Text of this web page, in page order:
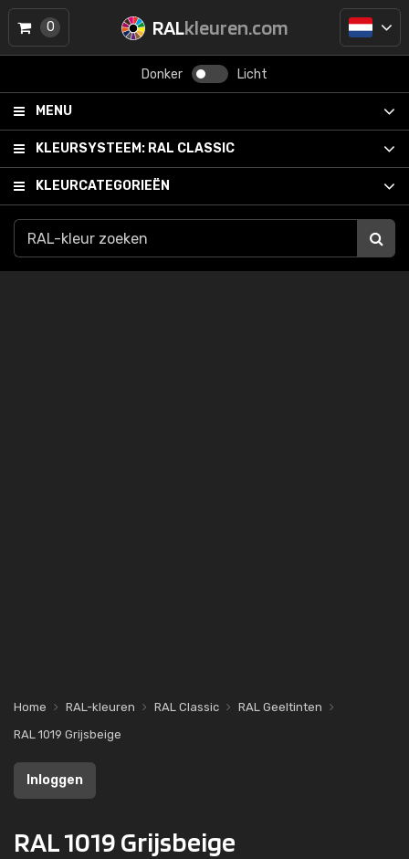
RALkleuren.com
Donker Licht
MENU
KLEURSYSTEEM: RAL CLASSIC
KLEURCATEGORIEËN
0
Home RAL-kleuren RAL Classic
RAL Geeltinten
RAL 1019 Grijsbeige
Inloggen
RAL 1019 Grijsbeige